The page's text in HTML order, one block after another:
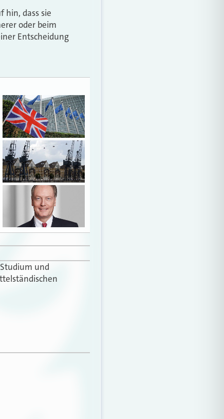
hin, dass sie
oder beim
Entscheidung
und